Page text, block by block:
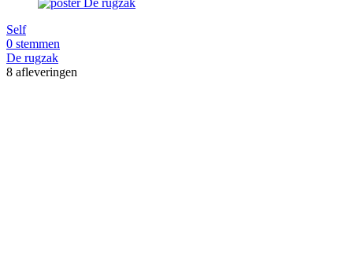
Self
0 stemmen
De rugzak
8 afleveringen